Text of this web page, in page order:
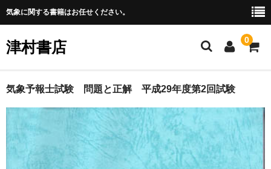
気象に関する書籍はお任せください。
津村書店 0
Home
全商品一覧
お振込みについて
ご利用ガイド
気象予報士試験 問題と正解 平成29年度第2回試験